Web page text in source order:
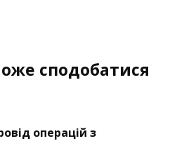
сподобатися
операцій з